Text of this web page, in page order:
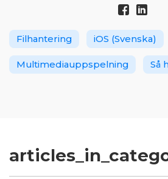
Filhantering iOS (Svenska)
Multimediauppspelning Så